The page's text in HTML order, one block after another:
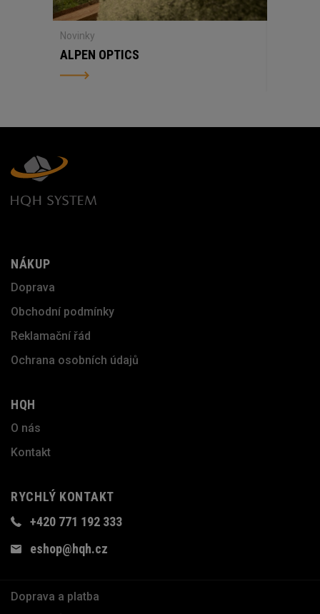
Novinky
ALPEN OPTICS
NÁKUP
Doprava
Obchodní podmínky
Reklamační řád
Ochrana osobních údajů
HQH
O nás
Kontakt
RYCHLÝ KONTAKT
+420 771 192 333
eshop@hqh.cz
Doprava a platba